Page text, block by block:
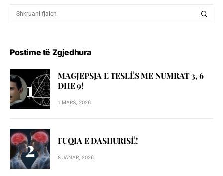
Postime të Zgjedhura
MAGJEPSJA E TESLËS ME NUMRAT 3, 6
DHE 9!
1 MARS, 2026
FUQIA E DASHURISË!
8 JANAR, 2026